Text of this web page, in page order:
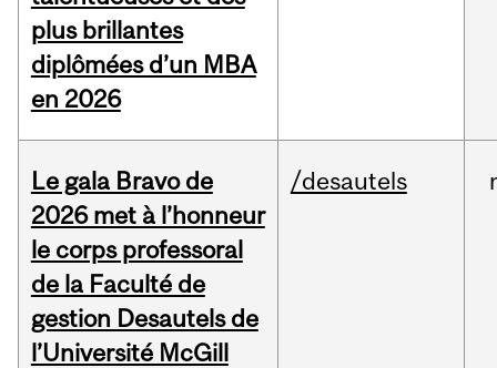
plus brillantes
diplômées d’un MBA
en 2026
Le gala Bravo de
2026 met à l’honneur
le corps professoral
de la Faculté de
gestion Desautels de
l’Université McGill
/desautels